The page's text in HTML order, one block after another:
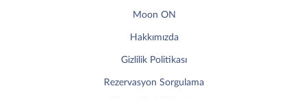
Moon ON
Hakkımızda
Gizlilik Politikası
Rezervasyon Sorgulama